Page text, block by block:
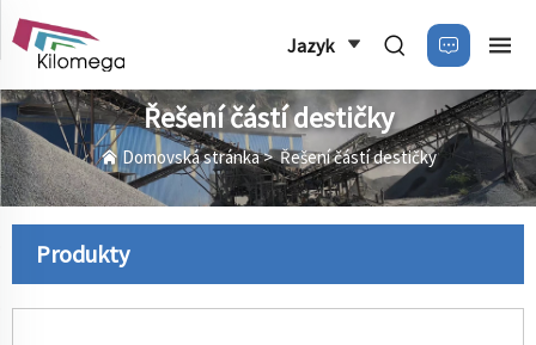
Jazyk
Řešení částí destičky
Domovská stránka>Řešení částí destičky
Produkty